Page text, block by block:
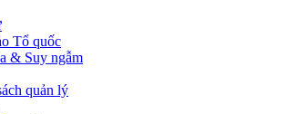
Tổ quốc
& Suy ngẫm
quản lý